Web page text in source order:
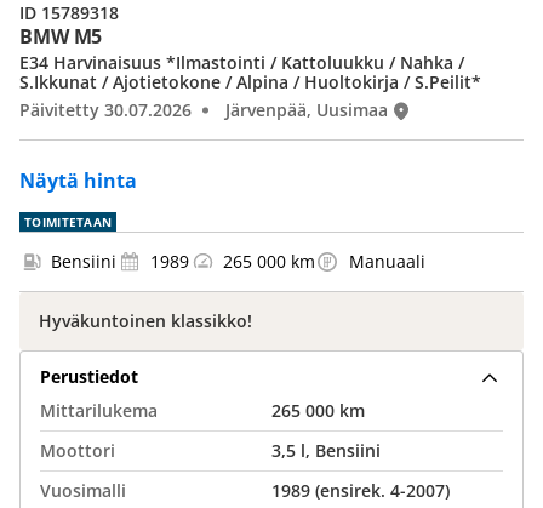
BMW M5
Näytä hinta
E34 Harvinaisuus *Ilmastointi / Kattoluukku / Nahka /
S.Ikkunat / Ajotietokone / Alpina / Huoltokirja / S.Peilit*
Päivitetty 30.07.2026
Järvenpää, Uusimaa
ID 15789318
TOIMITETAAN
Bensiini 1989 265 000 km Manuaali
Hyväkuntoinen klassikko!
Perustiedot
Mittarilukema
265 000 km
Moottori
3,5 l, Bensiini
Vuosimalli
1989 (ensirek. 4-2007)